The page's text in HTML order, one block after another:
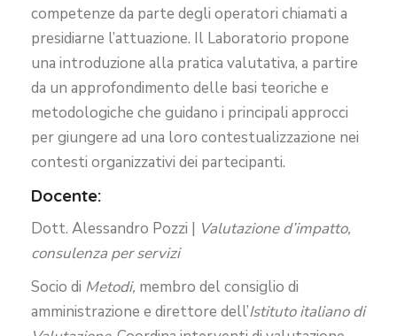
competenze da parte degli operatori chiamati a
presidiarne l’attuazione. Il Laboratorio propone
una introduzione alla pratica valutativa, a partire
da un approfondimento delle basi teoriche e
metodologiche che guidano i principali approcci
per giungere ad una loro contestualizzazione nei
contesti organizzativi dei partecipanti.
Docente:
Dott. Alessandro Pozzi | Valutazione d’impatto,
consulenza per servizi
Socio di Metodi, membro del consiglio di
amministrazione e direttore dell’Istituto italiano di